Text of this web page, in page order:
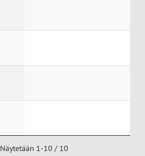
Näytetään 1-10 / 10